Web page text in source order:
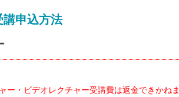
講申込方法
ー・ビデオレクチャー受講費は返金できかねま